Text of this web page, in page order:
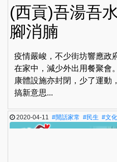
(西貢)吾湯吾
腳消腩
疫情嚴峻，不少街坊響應政
在家中，減少外出用餐聚會
康體設施亦封閉，少了運動
搞新意思...
2020-04-11#閒話家常 #民生 #文化